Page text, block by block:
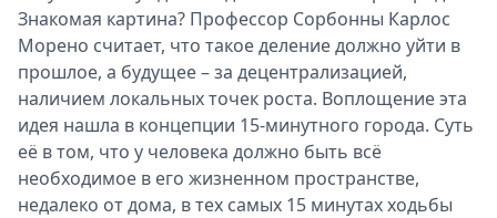
Знакомая картина? Профессор Сорбонны Карлос
Морено считает, что такое деление должно уйти в
прошлое, а будущее – за децентрализацией,
наличием локальных точек роста. Воплощение эта
идея нашла в концепции 15-минутного города. Суть
её в том, что у человека должно быть всё
необходимое в его жизненном пространстве,
недалеко от дома, в тех самых 15 минутах ходьбы